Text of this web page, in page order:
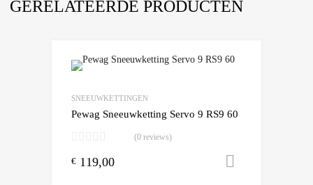
GERELATEERDE PRODUCTEN
SNEEUWKETTINGEN
Pewag Sneeuwketting Servo 9 RS9 60
(0 reviews)
€ 119,00